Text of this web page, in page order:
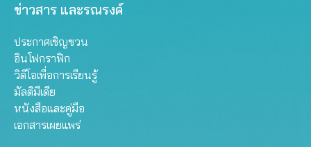
ข่าวสาร และรณรงค์
ประกาศเชิญชวน
อินโฟกราฟิก
วิดีโอเพื่อการเรียนรู้
มัลติมีเดีย
หนังสือและคู่มือ
เอกสารเผยแพร่